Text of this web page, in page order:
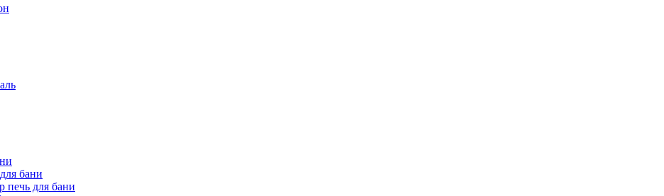
бани
печь для бани